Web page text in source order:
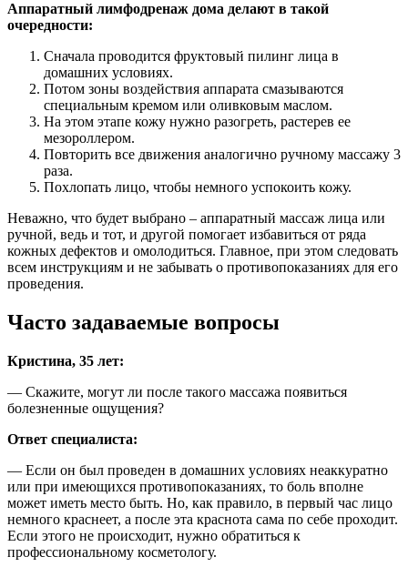
Аппаратный лимфодренаж дома делают в такой
очередности:
Сначала проводится фруктовый пилинг лица в
домашних условиях.
Потом зоны воздействия аппарата смазываются
специальным кремом или оливковым маслом.
На этом этапе кожу нужно разогреть, растерев ее
мезороллером.
Повторить все движения аналогично ручному массажу 3
раза.
Похлопать лицо, чтобы немного успокоить кожу.
Неважно, что будет выбрано – аппаратный массаж лица или
ручной, ведь и тот, и другой помогает избавиться от ряда
кожных дефектов и омолодиться. Главное, при этом следовать
всем инструкциям и не забывать о противопоказаниях для его
проведения.
Часто задаваемые вопросы
Кристина, 35 лет:
— Скажите, могут ли после такого массажа появиться
болезненные ощущения?
Ответ специалиста:
— Если он был проведен в домашних условиях неаккуратно
или при имеющихся противопоказаниях, то боль вполне
может иметь место быть. Но, как правило, в первый час лицо
немного краснеет, а после эта краснота сама по себе проходит.
Если этого не происходит, нужно обратиться к
профессиональному косметологу.